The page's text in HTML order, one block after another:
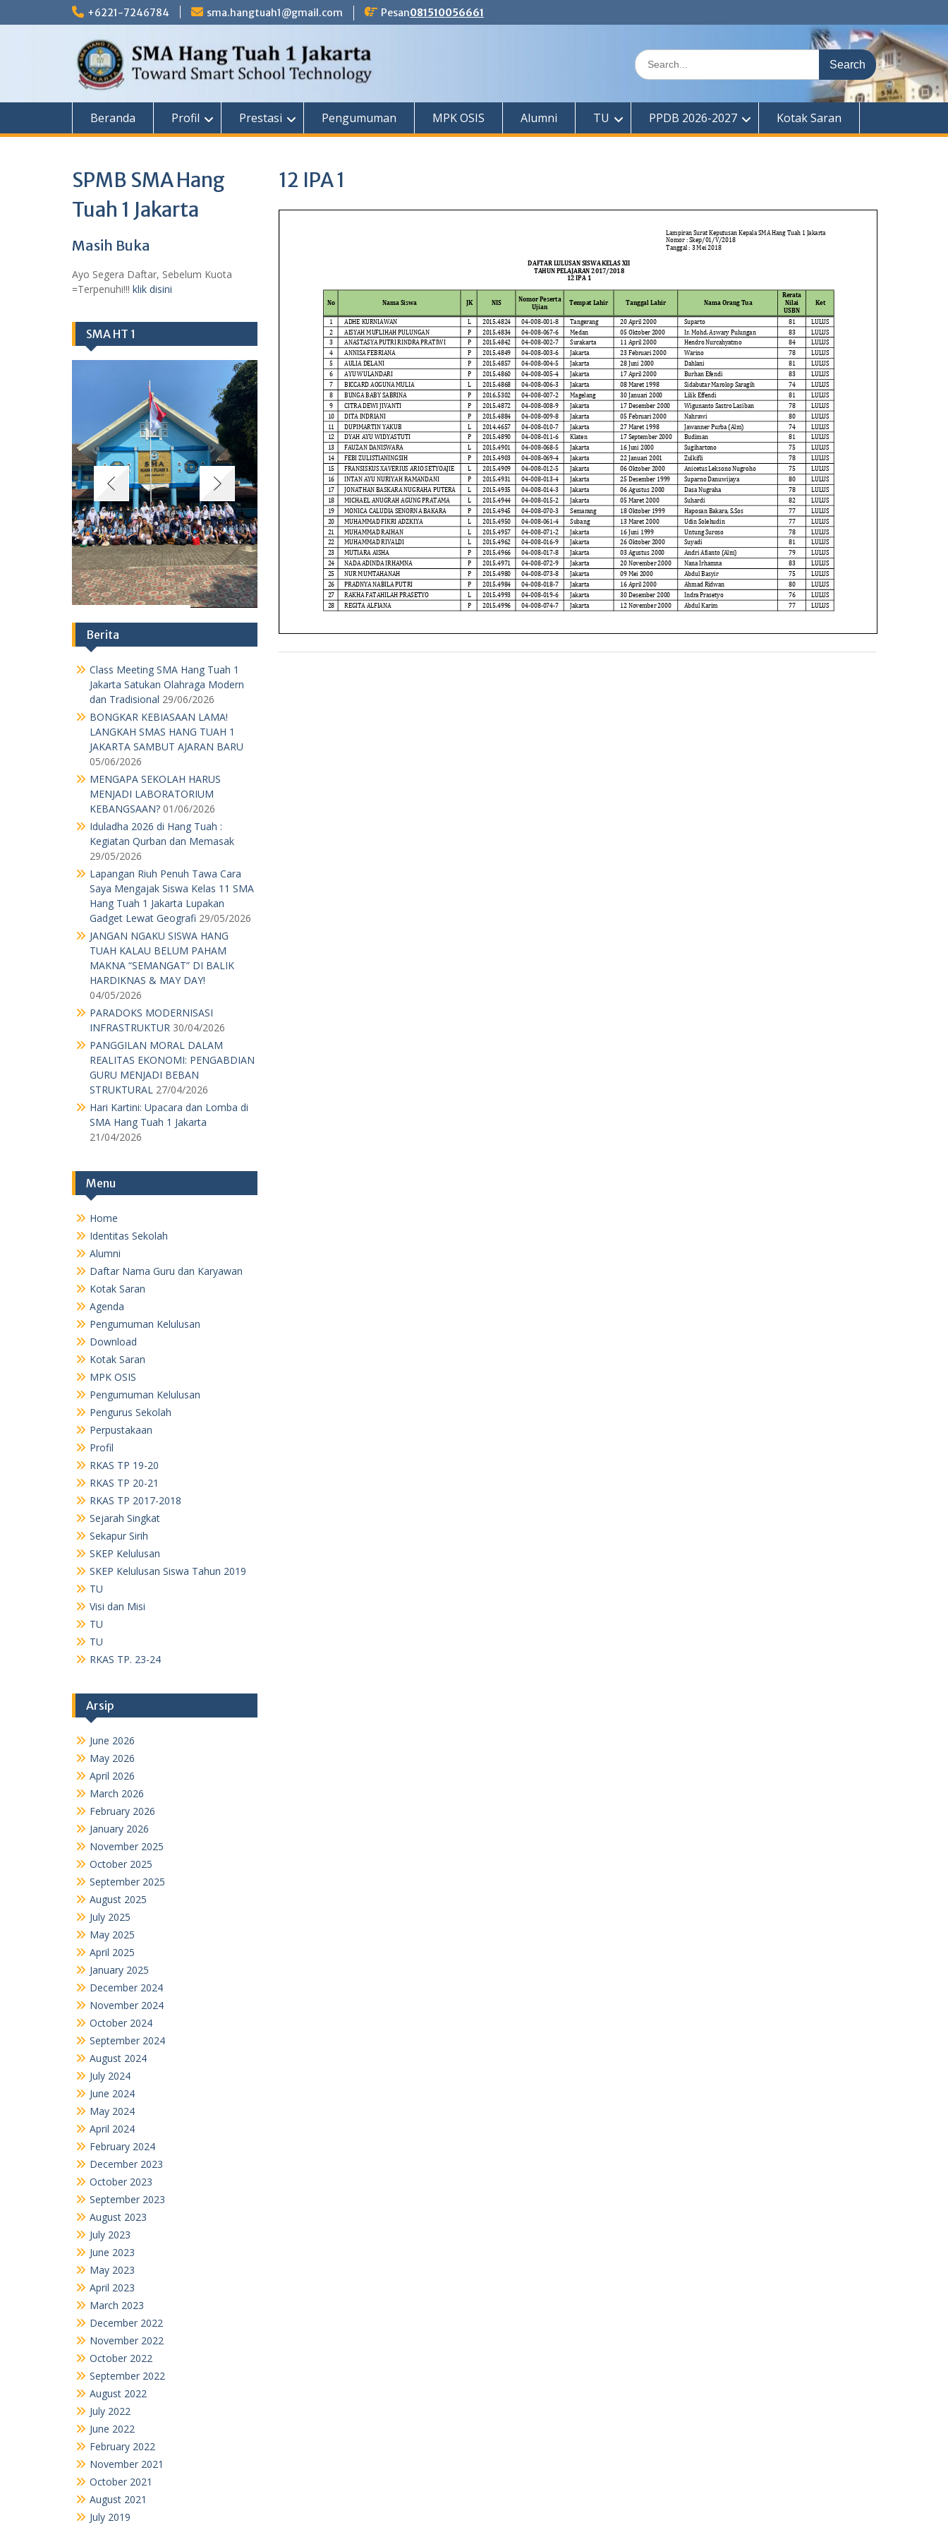
to
+6221-7246784 sma.hangtuah1@gmail.com Pesan081510056661
Search
for:
Beranda Profil Prestasi Pengumuman MPK OSIS Alumni TU PPDB 2026-2027 Kotak Saran
12 IPA 1
SPMB SMA Hang
Tuah 1 Jakarta
Masih Buka
Ayo Segera Daftar, Sebelum Kuota
=Terpenuhi!!! klik disini
SMA HT 1
Berita
Class Meeting SMA Hang Tuah 1
Jakarta Satukan Olahraga Modern
dan Tradisional 29/06/2026
BONGKAR KEBIASAAN LAMA!
LANGKAH SMAS HANG TUAH 1
JAKARTA SAMBUT AJARAN BARU
05/06/2026
MENGAPA SEKOLAH HARUS
MENJADI LABORATORIUM
KEBANGSAAN? 01/06/2026
Iduladha 2026 di Hang Tuah :
Kegiatan Qurban dan Memasak
29/05/2026
Lapangan Riuh Penuh Tawa Cara
Saya Mengajak Siswa Kelas 11 SMA
Hang Tuah 1 Jakarta Lupakan
Gadget Lewat Geografi 29/05/2026
JANGAN NGAKU SISWA HANG
TUAH KALAU BELUM PAHAM
MAKNA “SEMANGAT” DI BALIK
HARDIKNAS & MAY DAY!
04/05/2026
PARADOKS MODERNISASI
INFRASTRUKTUR 30/04/2026
PANGGILAN MORAL DALAM
REALITAS EKONOMI: PENGABDIAN
GURU MENJADI BEBAN
STRUKTURAL 27/04/2026
Hari Kartini: Upacara dan Lomba di
SMA Hang Tuah 1 Jakarta
21/04/2026
Menu
Home
Identitas Sekolah
Alumni
Daftar Nama Guru dan Karyawan
Kotak Saran
Agenda
Pengumuman Kelulusan
Download
Kotak Saran
MPK OSIS
Pengumuman Kelulusan
Pengurus Sekolah
Perpustakaan
Profil
RKAS TP 19-20
RKAS TP 20-21
RKAS TP 2017-2018
Sejarah Singkat
Sekapur Sirih
SKEP Kelulusan
SKEP Kelulusan Siswa Tahun 2019
TU
Visi dan Misi
TU
TU
RKAS TP. 23-24
Arsip
June 2026
May 2026
April 2026
March 2026
February 2026
January 2026
November 2025
October 2025
September 2025
August 2025
July 2025
May 2025
April 2025
January 2025
December 2024
November 2024
October 2024
September 2024
August 2024
July 2024
June 2024
May 2024
April 2024
February 2024
December 2023
October 2023
September 2023
August 2023
July 2023
June 2023
May 2023
April 2023
March 2023
December 2022
November 2022
October 2022
September 2022
August 2022
July 2022
June 2022
February 2022
November 2021
October 2021
August 2021
July 2019